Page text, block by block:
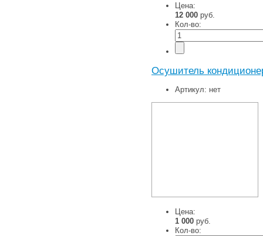
Цена:
12 000 руб.
Кол-во:
Осушитель
Артикул: нет
Цена:
1 000 руб.
Кол-во: